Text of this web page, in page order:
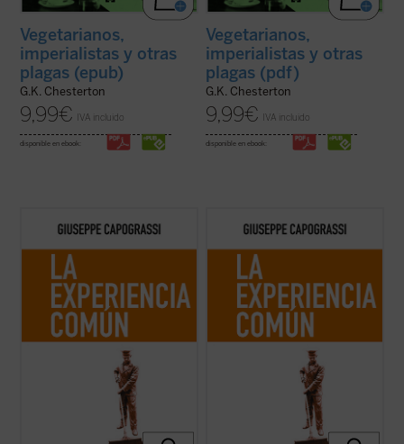
Vegetarianos,
imperialistas y otras
plagas (epub)
G.K. Chesterton
9,99€ IVA incluido
disponible en ebook:
Vegetarianos,
imperialistas y otras
plagas (pdf)
G.K. Chesterton
9,99€ IVA incluido
disponible en ebook:
La experiencia común el jurista y
filósofo italiano Giuseppe Capograssi
experiencia común y la riqueza que hay en
la acción, en la vida ordinaria y en las
formas de la vida que parecen más ...
La experiencia común el jurista y
filósofo italiano Giuseppe Capograssi
experiencia común y la riqueza que hay en
la acción, en la vida ordinaria y en las
formas de la vida que parecen más ...